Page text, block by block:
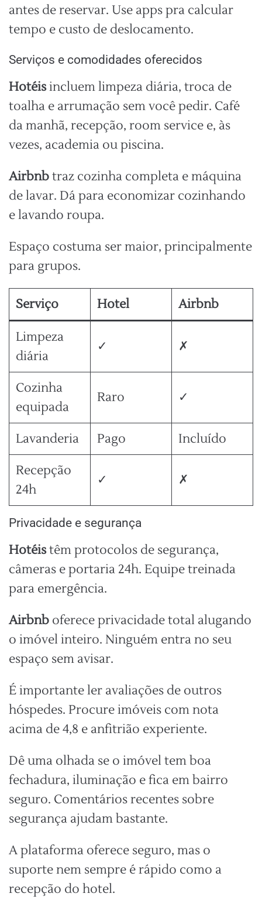
antes de reservar. Use apps pra calcular
tempo e custo de deslocamento.
Serviços e comodidades oferecidos
Hotéisincluem limpeza diária, troca de
toalha e arrumação sem você pedir. Café
da manhã, recepção, room service e, às
vezes, academia ou piscina.
Airbnbtraz cozinha completa e máquina
de lavar. Dá para economizar cozinhando
e lavando roupa.
Espaço costuma ser maior, principalmente
para grupos.
Serviço Hotel Airbnb
Limpeza
diária
✓ ✗
Cozinha
equipada
Raro ✓
Lavanderia Pago
Incluído
Recepção
24h
✓ ✗
Privacidade e segurança
Hotéistêm protocolos de segurança,
câmeras e portaria 24h. Equipe treinada
para emergência.
Airbnb oferece privacidade total alugando
o imóvel inteiro. Ninguém entra no seu
espaço sem avisar.
É importante ler avaliações de outros
hóspedes. Procure imóveis com nota
acima de 4,8 e anfitrião experiente.
Dê uma olhada se o imóvel tem boa
fechadura, iluminação e fica em bairro
seguro. Comentários recentes sobre
segurança ajudam bastante.
A plataforma oferece seguro, mas o
suporte nem sempre é rápido como a
recepção do hotel.